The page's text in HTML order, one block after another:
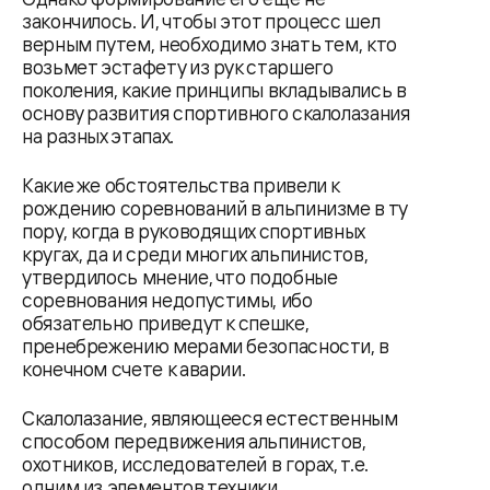
закончилось. И, чтобы этот процесс шел
верным путем, необходимо знать тем, кто
возьмет эстафету из рук старшего
поколения, какие принципы вкладывались в
основу развития спортивного скалолазания
на разных этапах.
Какие же обстоятельства привели к
рождению соревнований в альпинизме в ту
пору, когда в руководящих спортивных
кругах, да и среди многих альпинистов,
утвердилось мнение, что подобные
соревнования недопустимы, ибо
обязательно приведут к спешке,
пренебрежению мерами безопасности, в
конечном счете к аварии.
Скалолазание, являющееся естественным
способом передвижения альпинистов,
охотников, исследователей в горах, т.е.